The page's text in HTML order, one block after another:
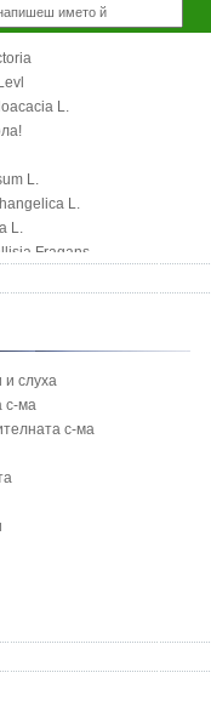
L.
L.
L.
L.
Fragans
L.
L.
Vulgaris L.
sylvestris
L.
L.
и слуха
с-ма
с-ма